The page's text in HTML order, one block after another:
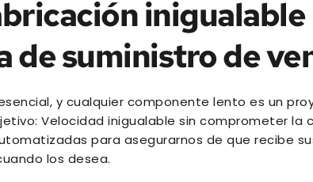
inigualable
de suministro de
y cualquier componente lento es un
Velocidad inigualable sin comprometer la
para asegurarnos de que recibe
los desea.